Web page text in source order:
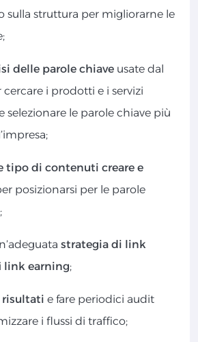
sulla struttura per migliorarne le
delle parole chiave usate dal
i prodotti e i servizi
selezionare le parole chiave più
tipo di contenuti creare e
posizionarsi per le parole
strategia di link
link earning;
risultati e fare periodici audit
i flussi di traffico;